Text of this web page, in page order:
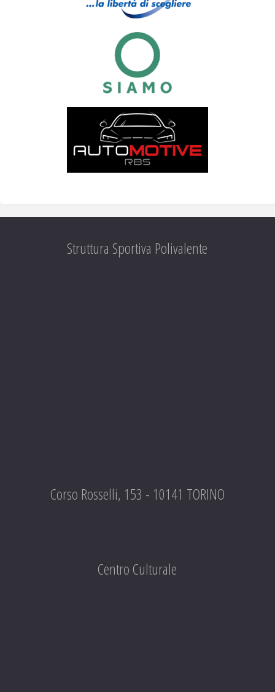
Struttura Sportiva Polivalente
Corso Rosselli, 153 - 10141 TORINO
Centro Culturale